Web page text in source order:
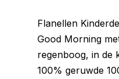
Flanellen
Good Morning
regenboog, in de
100% geruwde